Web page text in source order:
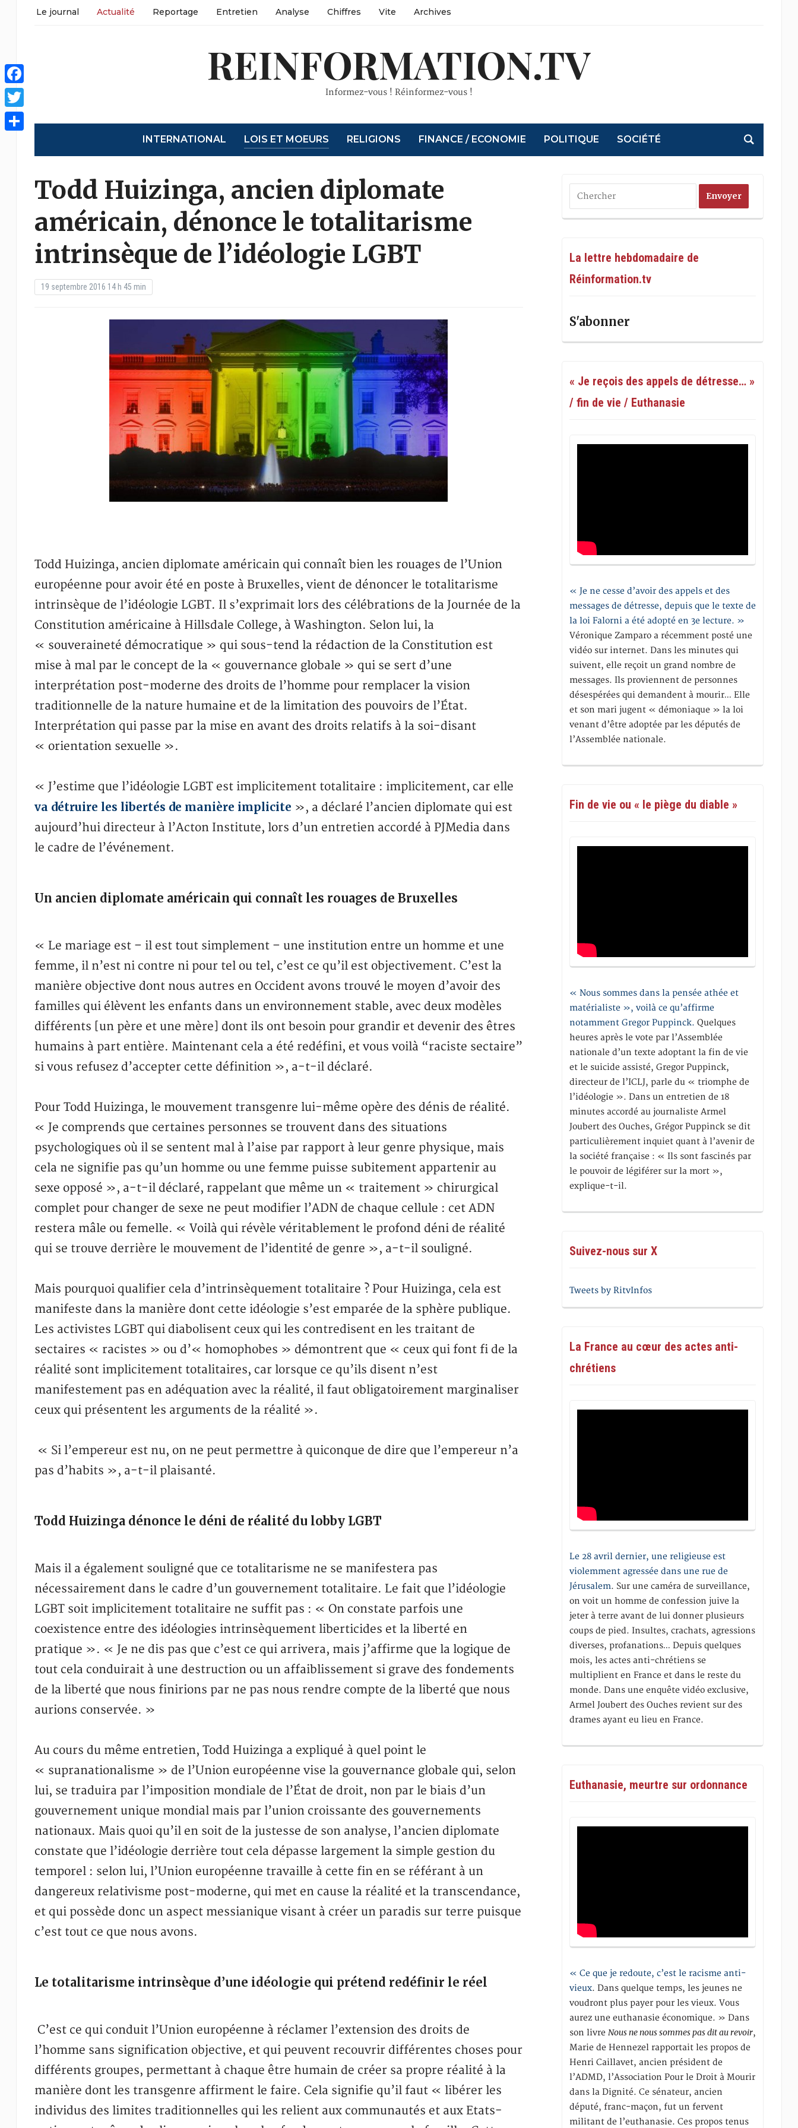
Le journal Actualité Reportage Entretien Analyse Chiffres Vite Archives
REINFORMATION.TV
Informez-vous ! Réinformez-vous !
INTERNATIONAL LOIS ET MOEURS RELIGIONS FINANCE / ECONOMIE POLITIQUE SOCIÉTÉ
Todd Huizinga, ancien diplomate
américain, dénonce le totalitarisme
intrinsèque de l’idéologie LGBT
19 septembre 2016 14 h 45 min
Todd Huizinga, ancien diplomate américain qui connaît bien les rouages de l’Union
européenne pour avoir été en poste à Bruxelles, vient de dénoncer le totalitarisme
intrinsèque de l’idéologie LGBT. Il s’exprimait lors des célébrations de la Journée de la
Constitution américaine à Hillsdale College, à Washington. Selon lui, la
« souveraineté démocratique » qui sous-tend la rédaction de la Constitution est
mise à mal par le concept de la « gouvernance globale » qui se sert d’une
interprétation post-moderne des droits de l’homme pour remplacer la vision
traditionnelle de la nature humaine et de la limitation des pouvoirs de l’État.
Interprétation qui passe par la mise en avant des droits relatifs à la soi-disant
« orientation sexuelle ».
« J’estime que l’idéologie LGBT est implicitement totalitaire : implicitement, car elle
va détruire les libertés de manière implicite », a déclaré l’ancien diplomate qui est
aujourd’hui directeur à l’Acton Institute, lors d’un entretien accordé à PJMedia dans
le cadre de l’événement.
Un ancien diplomate américain qui connaît les rouages de Bruxelles
« Le mariage est – il est tout simplement – une institution entre un homme et une
femme, il n’est ni contre ni pour tel ou tel, c’est ce qu’il est objectivement. C’est la
manière objective dont nous autres en Occident avons trouvé le moyen d’avoir des
familles qui élèvent les enfants dans un environnement stable, avec deux modèles
différents [un père et une mère] dont ils ont besoin pour grandir et devenir des êtres
humains à part entière. Maintenant cela a été redéfini, et vous voilà “raciste sectaire”
si vous refusez d’accepter cette définition », a-t-il déclaré.
Pour Todd Huizinga, le mouvement transgenre lui-même opère des dénis de réalité.
« Je comprends que certaines personnes se trouvent dans des situations
psychologiques où il se sentent mal à l’aise par rapport à leur genre physique, mais
cela ne signifie pas qu’un homme ou une femme puisse subitement appartenir au
sexe opposé », a-t-il déclaré, rappelant que même un « traitement » chirurgical
complet pour changer de sexe ne peut modifier l’ADN de chaque cellule : cet ADN
restera mâle ou femelle. « Voilà qui révèle véritablement le profond déni de réalité
qui se trouve derrière le mouvement de l’identité de genre », a-t-il souligné.
Mais pourquoi qualifier cela d’intrinsèquement totalitaire ? Pour Huizinga, cela est
manifeste dans la manière dont cette idéologie s’est emparée de la sphère publique.
Les activistes LGBT qui diabolisent ceux qui les contredisent en les traitant de
sectaires « racistes » ou d’« homophobes » démontrent que « ceux qui font fi de la
réalité sont implicitement totalitaires, car lorsque ce qu’ils disent n’est
manifestement pas en adéquation avec la réalité, il faut obligatoirement marginaliser
ceux qui présentent les arguments de la réalité ».
« Si l’empereur est nu, on ne peut permettre à quiconque de dire que l’empereur n’a
pas d’habits », a-t-il plaisanté.
Todd Huizinga dénonce le déni de réalité du lobby LGBT
Mais il a également souligné que ce totalitarisme ne se manifestera pas
nécessairement dans le cadre d’un gouvernement totalitaire. Le fait que l’idéologie
LGBT soit implicitement totalitaire ne suffit pas : « On constate parfois une
coexistence entre des idéologies intrinsèquement liberticides et la liberté en
pratique ». « Je ne dis pas que c’est ce qui arrivera, mais j’affirme que la logique de
tout cela conduirait à une destruction ou un affaiblissement si grave des fondements
de la liberté que nous finirions par ne pas nous rendre compte de la liberté que nous
aurions conservée. »
Au cours du même entretien, Todd Huizinga a expliqué à quel point le
« supranationalisme » de l’Union européenne vise la gouvernance globale qui, selon
lui, se traduira par l’imposition mondiale de l’État de droit, non par le biais d’un
gouvernement unique mondial mais par l’union croissante des gouvernements
nationaux. Mais quoi qu’il en soit de la justesse de son analyse, l’ancien diplomate
constate que l’idéologie derrière tout cela dépasse largement la simple gestion du
temporel : selon lui, l’Union européenne travaille à cette fin en se référant à un
dangereux relativisme post-moderne, qui met en cause la réalité et la transcendance,
et qui possède donc un aspect messianique visant à créer un paradis sur terre puisque
c’est tout ce que nous avons.
Le totalitarisme intrinsèque d’une idéologie qui prétend redéfinir le réel
C’est ce qui conduit l’Union européenne à réclamer l’extension des droits de
l’homme sans signification objective, et qui peuvent recouvrir différentes choses pour
différents groupes, permettant à chaque être humain de créer sa propre réalité à la
manière dont les transgenre affirment le faire. Cela signifie qu’il faut « libérer les
individus des limites traditionnelles qui les relient aux communautés et aux Etats-
La lettre hebdomadaire de
Réinformation.tv
S'abonner
« Je reçois des appels de détresse… »
/ fin de vie / Euthanasie
« Je ne cesse d’avoir des appels et des
messages de détresse, depuis que le texte de
la loi Falorni a été adopté en 3e lecture. »
Véronique Zamparo a récemment posté une
vidéo sur internet. Dans les minutes qui
suivent, elle reçoit un grand nombre de
messages. Ils proviennent de personnes
désespérées qui demandent à mourir… Elle
et son mari jugent « démoniaque » la loi
venant d’être adoptée par les députés de
l’Assemblée nationale.
Fin de vie ou « le piège du diable »
« Nous sommes dans la pensée athée et
matérialiste », voilà ce qu’affirme
notamment Gregor Puppinck. Quelques
heures après le vote par l’Assemblée
nationale d’un texte adoptant la fin de vie
et le suicide assisté, Gregor Puppinck,
directeur de l’ICLJ, parle du « triomphe de
l’idéologie ». Dans un entretien de 18
minutes accordé au journaliste Armel
Joubert des Ouches, Grégor Puppinck se dit
particulièrement inquiet quant à l’avenir de
la société française : « Ils sont fascinés par
le pouvoir de légiférer sur la mort »,
explique-t-il.
Suivez-nous sur X
Tweets by RitvInfos
La France au cœur des actes anti-
chrétiens
Le 28 avril dernier, une religieuse est
violemment agressée dans une rue de
Jérusalem. Sur une caméra de surveillance,
on voit un homme de confession juive la
jeter à terre avant de lui donner plusieurs
coups de pied. Insultes, crachats, agressions
diverses, profanations… Depuis quelques
mois, les actes anti-chrétiens se
multiplient en France et dans le reste du
monde. Dans une enquête vidéo exclusive,
Armel Joubert des Ouches revient sur des
drames ayant eu lieu en France.
Euthanasie, meurtre sur ordonnance
« Ce que je redoute, c’est le racisme anti-
vieux. Dans quelque temps, les jeunes ne
voudront plus payer pour les vieux. Vous
aurez une euthanasie économique. » Dans
son livreNous ne nous sommes pas dit au revoir,
Marie de Hennezel rapportait les propos de
Henri Caillavet, ancien président de
l’ADMD, l’Association Pour le Droit à Mourir
dans la Dignité. Ce sénateur, ancien
député, franc-maçon, fut un fervent
militant de l’euthanasie. Ces propos tenus
Facebook
Twitter